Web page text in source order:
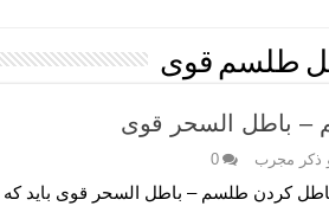
طلسم قوی
– باطل السحر قوی
ذکر مجرب 0
کردن طلسم – باطل السحر قوی باید